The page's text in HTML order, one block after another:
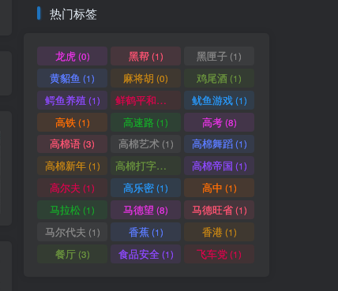
俞凌雄-中柬商业协会首任主席
热门标签
龙虎(0) 黑帮(1) 黑匣子 (1)
黄貂鱼 (1) 麻将胡 (0) 鸡尾酒 (1)
鳄鱼养殖(1) 鲜鹤平和赏 鱿鱼游戏(1)
高铁(1) 高速路(1) 高考(8)
高棉语(3) 高棉艺术(1) 高棉舞蹈(1)
高棉新年(1) 高棉打字机 高棉帝国 (1)
高尔夫 (1) 高乐密(1) 高中 (1)
马拉松(1) 马德望 (8) 马德旺省(1)
马尔代夫 (1) 香蕉(1) 香港(1)
餐厅(3) 食品安全(1) 飞车党(1)